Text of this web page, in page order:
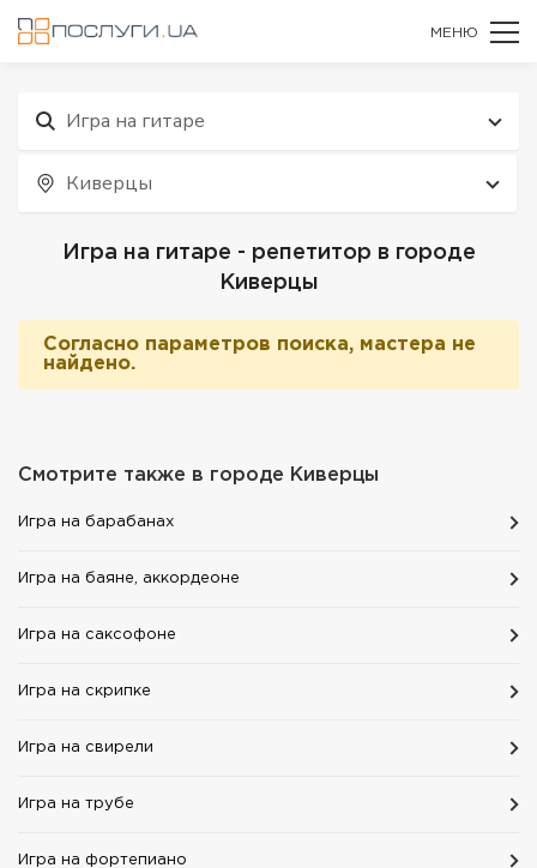
МЕНЮ
Игра на гитаре
Киверцы
Игра на гитаре - репетитор в городе
Киверцы
Согласно параметров поиска, мастера не
найдено.
Смотрите также в городе Киверцы
Игра на барабанах
Игра на баяне, аккордеоне
Игра на саксофоне
Игра на скрипке
Игра на свирели
Игра на трубе
Игра на фортепиано